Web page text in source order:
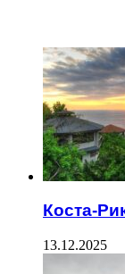
Коста-
13.12.2025